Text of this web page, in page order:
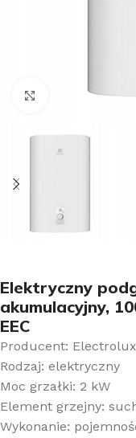
Kliknij aby
Elektryczny
akumulacyjny,
EEC
Producent: Electrolux
Rodzaj: elektryczny
Moc grzałki: 2 kW
Element grzejny:
Wykonanie: